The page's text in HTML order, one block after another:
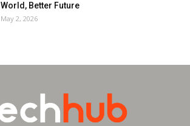
World, Better Future
May 2, 2026